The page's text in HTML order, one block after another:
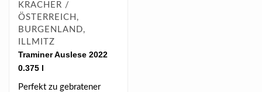
KRACHER /
ÖSTERREICH,
BURGENLAND,
ILLMITZ
Traminer Auslese 2022
0.375 l
Perfekt zu gebratener